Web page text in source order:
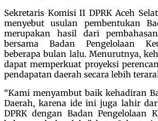
Sekretaris Komisi II DPRK Aceh
menyebut usulan pembentukan
merupakan hasil dari
bersama Badan Pengelolaan
beberapa bulan lalu. Menurutnya,
dapat memperkuat proyeksi
pendapatan daerah secara lebih
“Kami menyambut baik kehadiran
Daerah, karena ide ini juga lahir
DPRK dengan Badan Pengelolaan